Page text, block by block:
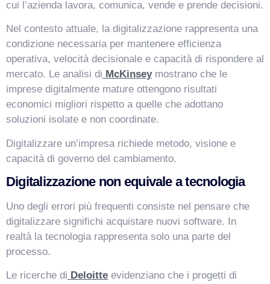
cui l’azienda lavora, comunica, vende e prende decisioni.
Nel contesto attuale, la digitalizzazione rappresenta una
condizione necessaria per mantenere efficienza
operativa, velocità decisionale e capacità di rispondere al
mercato. Le analisi di McKinseymostrano che le
imprese digitalmente mature ottengono risultati
economici migliori rispetto a quelle che adottano
soluzioni isolate e non coordinate.
Digitalizzare un’impresa richiede metodo, visione e
capacità di governo del cambiamento.
Digitalizzazione non equivale a tecnologia
Uno degli errori più frequenti consiste nel pensare che
digitalizzare significhi acquistare nuovi software. In
realtà la tecnologia rappresenta solo una parte del
processo.
Le ricerche di Deloitte evidenziano che i progetti di